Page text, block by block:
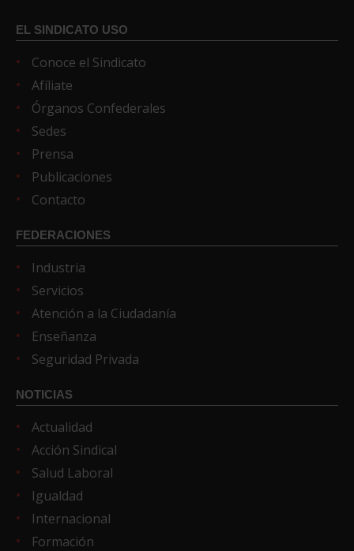
EL SINDICATO USO
Conoce el Sindicato
Afíliate
Órganos Confederales
Sedes
Prensa
Publicaciones
Contacto
FEDERACIONES
Industria
Servicios
Atención a la Ciudadanía
Enseñanza
Seguridad Privada
NOTICIAS
Actualidad
Acción Sindical
Salud Laboral
Igualdad
Internacional
Formación